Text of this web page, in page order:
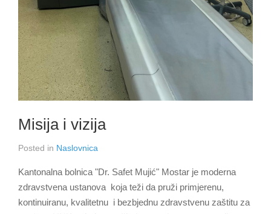
Misija i vizija
Posted in Naslovnica
Kantonalna bolnica "Dr. Safet Mujić" Mostar je moderna
zdravstvena ustanova koja teži da pruži primjerenu,
kontinuiranu, kvalitetnu i bezbjednu zdravstvenu zaštitu za